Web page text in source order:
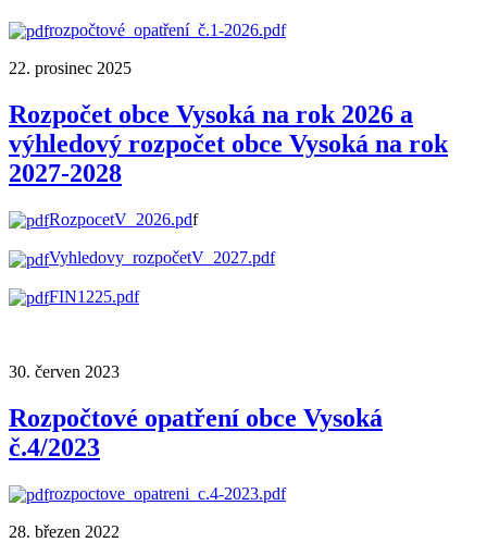
rozpočtové_opatření_č.1-2026.pdf
22. prosinec 2025
Rozpočet obce Vysoká na rok 2026 a
výhledový rozpočet obce Vysoká na rok
2027-2028
RozpocetV_2026.pdf
Vyhledovy_rozpočetV_2027.pdf
FIN1225.pdf
30. červen 2023
Rozpočtové opatření obce Vysoká
č.4/2023
rozpoctove_opatreni_c.4-2023.pdf
28. březen 2022